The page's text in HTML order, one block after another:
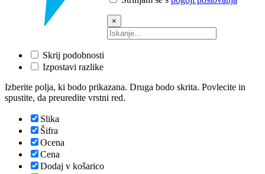
×
Skrij podobnosti
Izpostavi razlike
Izberite polja, ki bodo prikazana. Druga bodo skrita. Povlecite in
spustite, da preuredite vrstni red.
Slika
Šifra
Ocena
Cena
Dodaj v košarico